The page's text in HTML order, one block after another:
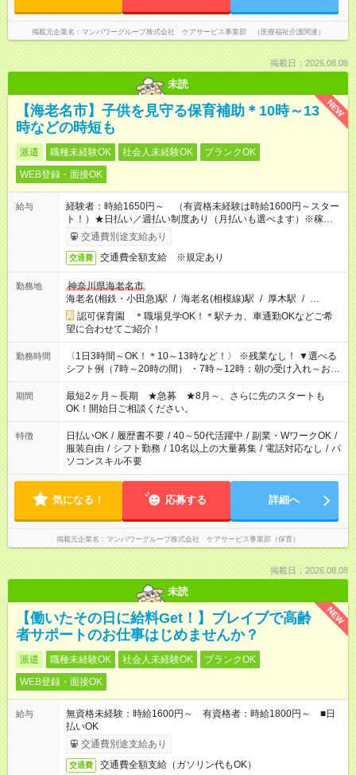
掲載元企業名 マンパワーグループ株式会社 ケアサービス事業部 （医療福祉介護関連）
掲載日：2026.08.08
未読
NEW
【海老名市】子供を見守る保育補助＊10時～13
時などの時短も
派遣 職種未経験OK 社会人未経験OK
ブランクOK
WEB登録・面接OK
給与
経験者：時給1650円～ （有資格未経験は時給1600円～スター
ト！）★日払い／週払い制度あり（月払いも選べます）※稼働開
始時は手続き完了次第のお支払いとなります★フルタイムできる
方は100円アップ！
交通費別途支給あり
交通費 交通費全額支給 ※規定あり
勤務地
神奈川県海老名市
海老名(相鉄・小田急)駅 / 海老名(相模線)駅 / 厚木駅 / …
認可保育園 ＊職場見学OK！＊駅チカ、車通勤OKなどご希
望に合わせてご紹介！
勤務時間
〈1日3時間～OK！＊10～13時など！〉 ※残業なし！ ▼選べる
シフト例（7時～20時の間） ・7時～12時：朝の受け入れ～お昼
の準備 ・10時～13時：園児の見守り～お昼の補助 ・9時～16
時：帰りの会まで！子供の成長を見守る ・15時～20時：夜のお
迎えサポート
期間
最短2ヶ月～長期 ★急募 ★8月～、さらに先のスタートも
OK！開始日ご相談ください。
特徴 日払いOK / 履歴書不要 / 40～50代活躍中 / 副業・WワークOK /
服装自由 / シフト勤務 / 10名以上の大量募集 / 電話対応なし / パ
ソコンスキル不要
気になる！ 応募する 詳細へ
掲載元企業名 マンパワーグループ株式会社 ケアサービス事業部（保育）
掲載日：2026.08.08
未読
NEW
【働いたその日に給料Get！】ブレイブで高齢
者サポートのお仕事はじめませんか？
派遣 職種未経験OK 社会人未経験OK
ブランクOK
WEB登録・面接OK
給与
無資格未経験：時給1600円～ 有資格者：時給1800円～ ■日
払いOK
交通費別途支給あり
交通費 交通費全額支給（ガソリン代もOK）